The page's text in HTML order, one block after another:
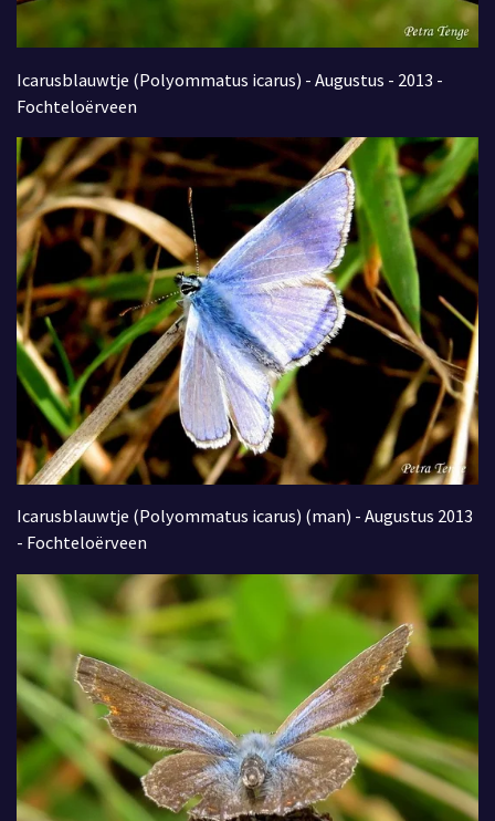
Icarusblauwtje (Polyommatus icarus) - Augustus - 2013 -
Fochteloërveen
Icarusblauwtje (Polyommatus icarus) (man) - Augustus 2013
- Fochteloërveen